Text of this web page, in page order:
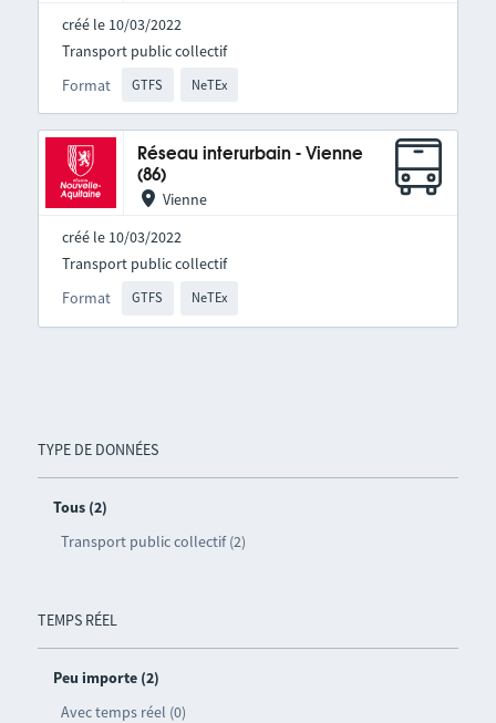
TYPE DE DONNÉES
Tous (2)
Transport public collectif (2)
TEMPS RÉEL
Peu importe (2)
Avec temps réel (0)
créé le 10/03/2022
Format GTFS NeTEx
Transport public collectif
Réseau interurbain - Vienne
(86)
Vienne
créé le 10/03/2022
Format GTFS NeTEx
Transport public collectif